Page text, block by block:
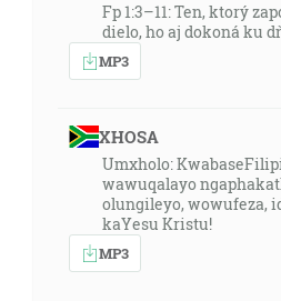
Fp 1:3–11: Ten, ktorý
dielo, ho aj dokoná ku
MP3
XHOSA
Umxholo: KwabaseFilipi
wawuqalayo
olungileyo, wowufeza,
kaYesu Kristu!
MP3